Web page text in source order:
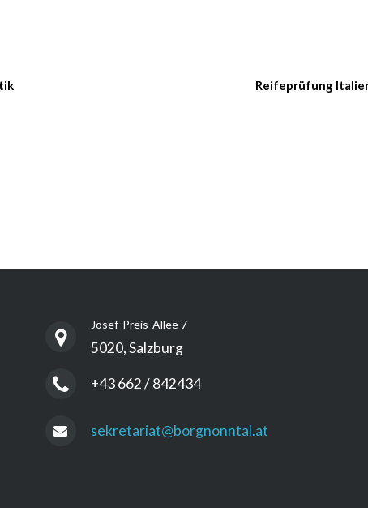
Reifeprüfung
Josef-Preis-Allee 7
5020, Salzburg
+43 662 / 842434
sekretariat@borgnonntal.at